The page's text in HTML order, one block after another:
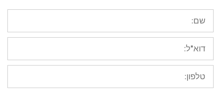
שם:
דוא"ל:
טלפון: